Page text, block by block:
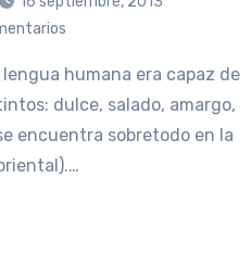
dulce, salado, amargo,
encuentra sobretodo en la